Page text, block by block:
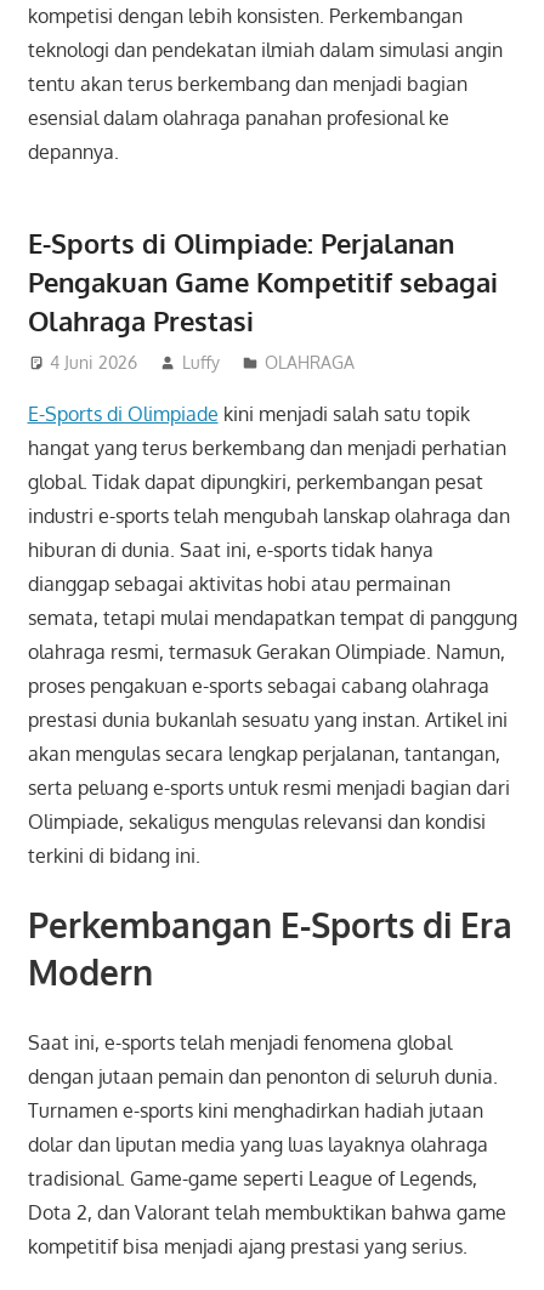
kompetisi dengan lebih konsisten. Perkembangan
teknologi dan pendekatan ilmiah dalam simulasi angin
tentu akan terus berkembang dan menjadi bagian
esensial dalam olahraga panahan profesional ke
depannya.
E-Sports di Olimpiade: Perjalanan
Pengakuan Game Kompetitif sebagai
Olahraga Prestasi
4 Juni 2026 Luffy OLAHRAGA
E-Sports di Olimpiade kini menjadi salah satu topik
hangat yang terus berkembang dan menjadi perhatian
global. Tidak dapat dipungkiri, perkembangan pesat
industri e-sports telah mengubah lanskap olahraga dan
hiburan di dunia. Saat ini, e-sports tidak hanya
dianggap sebagai aktivitas hobi atau permainan
semata, tetapi mulai mendapatkan tempat di panggung
olahraga resmi, termasuk Gerakan Olimpiade. Namun,
proses pengakuan e-sports sebagai cabang olahraga
prestasi dunia bukanlah sesuatu yang instan. Artikel ini
akan mengulas secara lengkap perjalanan, tantangan,
serta peluang e-sports untuk resmi menjadi bagian dari
Olimpiade, sekaligus mengulas relevansi dan kondisi
terkini di bidang ini.
Perkembangan E-Sports di Era
Modern
Saat ini, e-sports telah menjadi fenomena global
dengan jutaan pemain dan penonton di seluruh dunia.
Turnamen e-sports kini menghadirkan hadiah jutaan
dolar dan liputan media yang luas layaknya olahraga
tradisional. Game-game seperti League of Legends,
Dota 2, dan Valorant telah membuktikan bahwa game
kompetitif bisa menjadi ajang prestasi yang serius.